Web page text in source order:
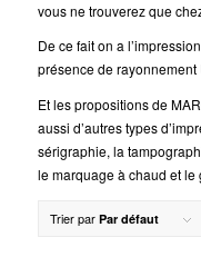
vous ne trouverez que
De ce fait on a
présence de rayonnement
Et les propositions de
aussi d’autres types
sérigraphie, la
le marquage à chaud et le
Trier par Par défaut